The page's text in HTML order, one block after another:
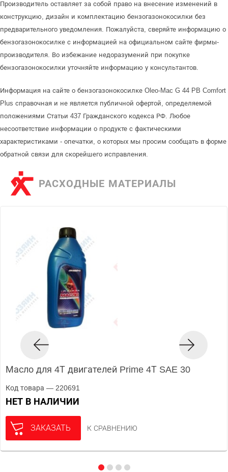
Производитель оставляет за собой право на внесение изменений в
конструкцию, дизайн и комплектацию бензогазонокосилки без
предварительного уведомления. Пожалуйста, сверяйте информацию о
бензогазонокосилке с информацией на официальном сайте фирмы-
производителя. Во избежание недоразумений при покупке
бензогазонокосилки уточняйте информацию у консультантов.
Информация на сайте о бензогазонокосилке Oleo-Mac G 44 PB Comfort
Plus справочная и не является публичной офертой, определяемой
положениями Статьи 437 Гражданского кодекса РФ. Любое
несоответствие информации о продукте с фактическими
характеристиками - опечатки, о которых мы просим сообщать в форме
обратной связи для скорейшего исправления.
РАСХОДНЫЕ МАТЕРИАЛЫ
Масло для 4Т двигателей Prime 4Т SAE 30
Код товара — 220691
НЕТ В НАЛИЧИИ
ЗАКАЗАТЬ К СРАВНЕНИЮ